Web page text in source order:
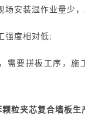
场安装湿作业量少
强度相对低;
需要拼板工序，施
颗粒夹芯复合墙板生